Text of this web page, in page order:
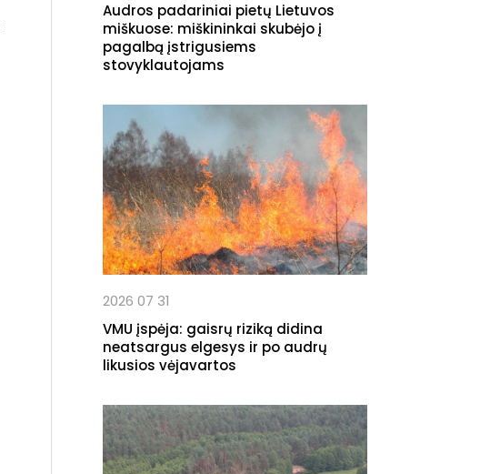
Audros padariniai pietų Lietuvos
miškuose: miškininkai skubėjo į
pagalbą įstrigusiems
stovyklautojams
2026 07 31
VMU įspėja: gaisrų riziką didina
neatsargus elgesys ir po audrų
likusios vėjavartos